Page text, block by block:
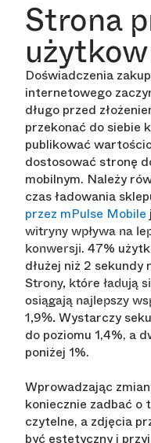
Strona
Doświadczenia
internetowego
długo przed
przekonać do siebie
publikować
dostosować stronę
mobilnym. Należy
czas ładowania
przez mPulse Mobile
witryny wpływa na
konwersji. 47%
dłużej niż 2 sekundy
Strony, które ładują
osiągają najlepszy
1,9%. Wystarczy
do poziomu 1,4%, a
poniżej 1%.
Wprowadzając
koniecznie zadbać o
czytelne, a zdjęcia
być estetyczny i